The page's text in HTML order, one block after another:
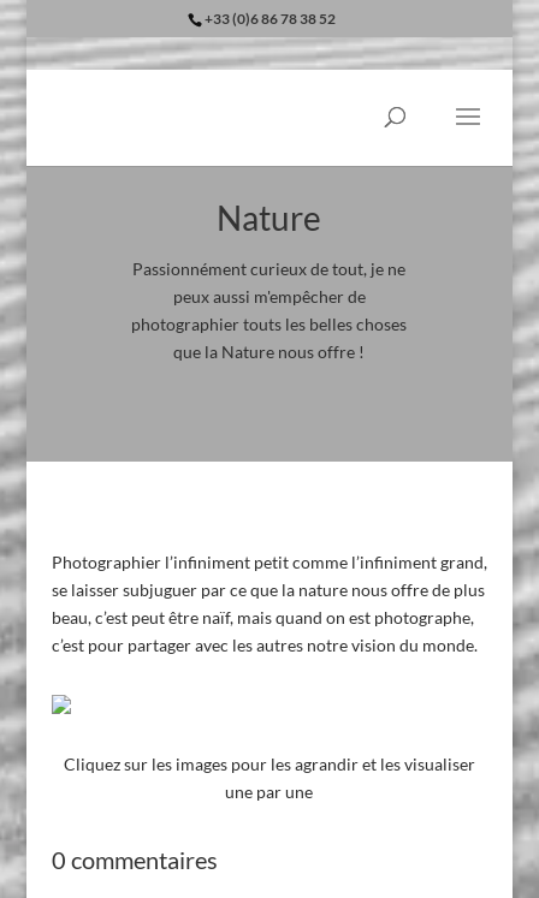
+33 (0)6 86 78 38 52
Nature
Passionnément curieux de tout, je ne
peux aussi m'empêcher de
photographier touts les belles choses
que la Nature nous offre !
Photographier l’infiniment petit comme l’infiniment grand,
se laisser subjuguer par ce que la nature nous offre de plus
beau, c’est peut être naïf, mais quand on est photographe,
c’est pour partager avec les autres notre vision du monde.
Cliquez sur les images pour les agrandir et les visualiser
une par une
0 commentaires